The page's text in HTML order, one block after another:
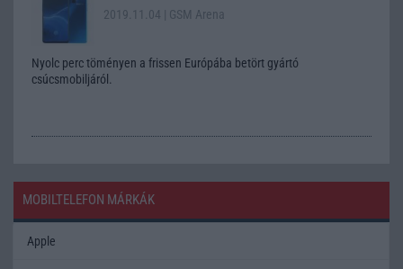
2019.11.04 | GSM Arena
Nyolc perc töményen a frissen Európába betört gyártó
csúcsmobiljáról.
MOBILTELEFON MÁRKÁK
Apple